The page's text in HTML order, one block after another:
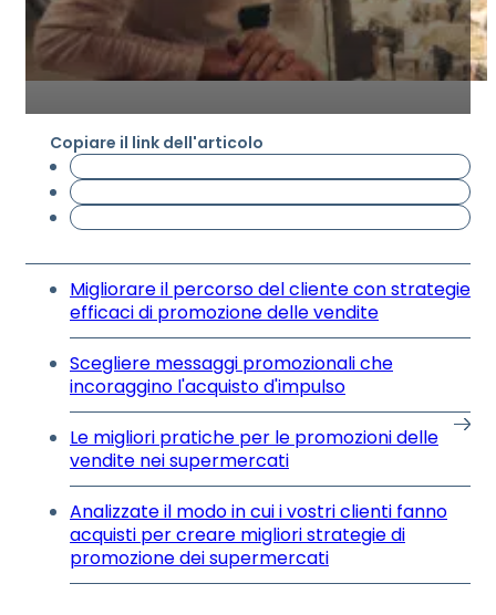
Copiare il link dell'articolo
Migliorare il percorso del cliente con strategie
efficaci di promozione delle vendite
Scegliere messaggi promozionali che
incoraggino l'acquisto d'impulso
Le migliori pratiche per le promozioni delle
vendite nei supermercati
Analizzate il modo in cui i vostri clienti fanno
acquisti per creare migliori strategie di
promozione dei supermercati